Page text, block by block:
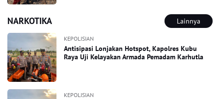
NARKOTIKA Lainnya
KEPOLISIAN
Antisipasi Lonjakan Hotspot, Kapolres Kubu
Raya Uji Kelayakan Armada Pemadam Karhutla
KEPOLISIAN